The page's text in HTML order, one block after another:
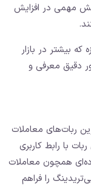
مهمی در افزایش
بیشتر در بازار
دقیق معرفی و
ربات‌های معاملات
با رابط کاربری
همچون معاملات
را فراهم